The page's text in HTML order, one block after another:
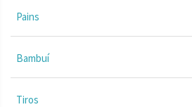
Pains
Bambuí
Tiros